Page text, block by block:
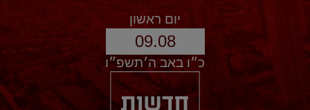
יום ראשון
09.08
כ״ו באב ה׳תשפ״ו